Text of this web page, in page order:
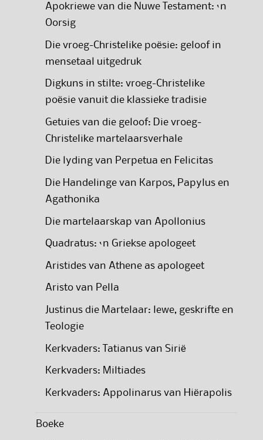
Apokriewe van die Nuwe Testament: ‘n
Oorsig
Die vroeg-Christelike poësie: geloof in
mensetaal uitgedruk
Digkuns in stilte: vroeg-Christelike
poësie vanuit die klassieke tradisie
Getuies van die geloof: Die vroeg-
Christelike martelaarsverhale
Die lyding van Perpetua en Felicitas
Die Handelinge van Karpos, Papylus en
Agathonika
Die martelaarskap van Apollonius
Quadratus: ‘n Griekse apologeet
Aristides van Athene as apologeet
Aristo van Pella
Justinus die Martelaar: lewe, geskrifte en
Teologie
Kerkvaders: Tatianus van Sirië
Kerkvaders: Miltiades
Kerkvaders: Appolinarus van Hiërapolis
Boeke